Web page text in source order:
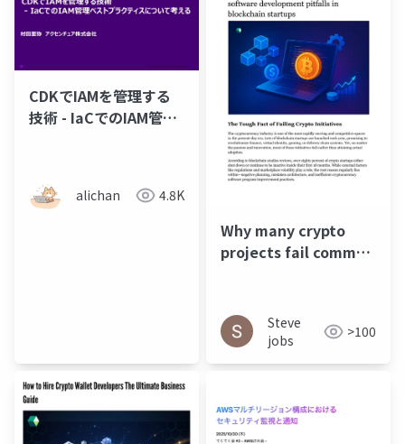
CDKでIAMを管理する
技術 - IaCでのIAM管理
alichan 4.8K
Why many crypto
projects fail common
in blockchain
startups
Steve
jobs
>100